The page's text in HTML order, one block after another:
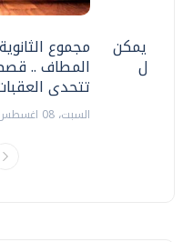
مجموع
المطاف ..
تتحدى
السبت، 08 اغسطس 2026 11:22 ص
.. هل يمكن
نتعامل